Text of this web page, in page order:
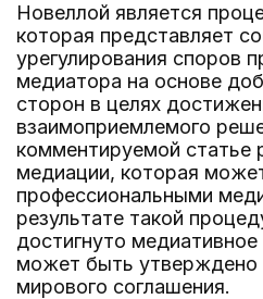
Новеллой является
которая представляет
урегулирования споров
медиатора на основе
сторон в целях
взаимоприемлемого
комментируемой статье
медиации, которая
профессиональными
результате такой
достигнуто
может быть утверждено
мирового соглашения.